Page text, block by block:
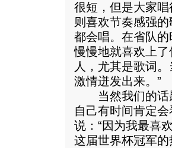
很短，但是大家
则喜欢节奏感强的
都会唱。在省队
慢慢地就喜欢上
人，尤其是歌词
激情迸发出来。”
当然我们的话
自己有时间肯定
说：“因为我最喜
这届世界杯冠军